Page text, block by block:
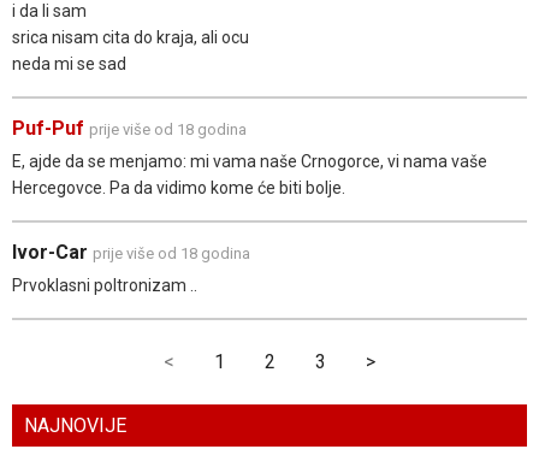
i da li sam
srica nisam cita do kraja, ali ocu
neda mi se sad
Puf-Puf prije više od 18 godina
E, ajde da se menjamo: mi vama naše Crnogorce, vi nama vaše
Hercegovce. Pa da vidimo kome će biti bolje.
Ivor-Car prije više od 18 godina
Prvoklasni poltronizam ..
< 1 2 3 >
NAJNOVIJE